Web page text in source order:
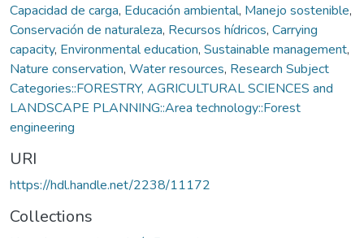
Capacidad de carga, Educación ambiental, Manejo sostenible,
Conservación de naturaleza, Recursos hídricos, Carrying
capacity, Environmental education, Sustainable management,
Nature conservation, Water resources, Research Subject
Categories::FORESTRY, AGRICULTURAL SCIENCES and
LANDSCAPE PLANNING::Area technology::Forest
engineering
URI
https://hdl.handle.net/2238/11172
Collections